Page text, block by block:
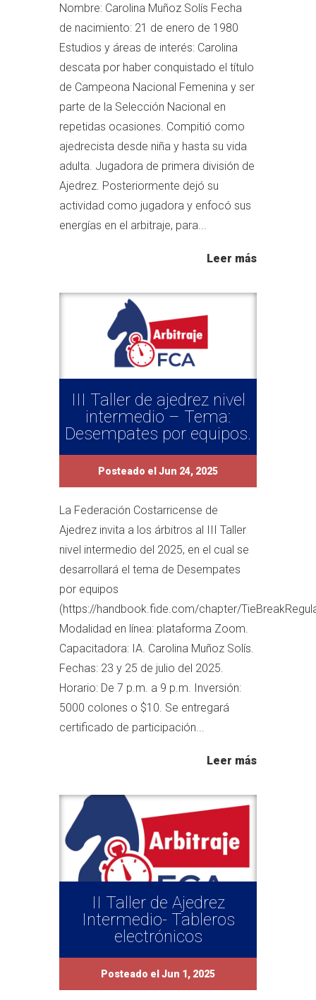
Nombre: Carolina Muñoz Solís Fecha
de nacimiento: 21 de enero de 1980
Estudios y áreas de interés: Carolina
descata por haber conquistado el título
de Campeona Nacional Femenina y ser
parte de la Selección Nacional en
repetidas ocasiones. Compitió como
ajedrecista desde niña y hasta su vida
adulta. Jugadora de primera división de
Ajedrez. Posteriormente dejó su
actividad como jugadora y enfocó sus
energías en el arbitraje, para...
Leer más
III Taller de ajedrez nivel
intermedio – Tema:
Desempates por equipos.
Posteado el Jun 24, 2025
La Federación Costarricense de
Ajedrez invita a los árbitros al III Taller
nivel intermedio del 2025, en el cual se
desarrollará el tema de Desempates
por equipos
(https://handbook.fide.com/chapter/
Modalidad en línea: plataforma Zoom.
Capacitadora: IA. Carolina Muñoz Solís.
Fechas: 23 y 25 de julio del 2025.
Horario: De 7 p.m. a 9 p.m. Inversión:
5000 colones o $10. Se entregará
certificado de participación...
Leer más
II Taller de Ajedrez
Intermedio- Tableros
electrónicos
Posteado el Jun 1, 2025